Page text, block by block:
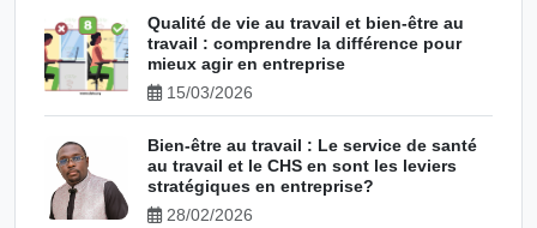
Qualité de vie au travail et bien-être au
travail : comprendre la différence pour
mieux agir en entreprise
15/03/2026
Bien-être au travail : Le service de santé
au travail et le CHS en sont les leviers
stratégiques en entreprise?
28/02/2026